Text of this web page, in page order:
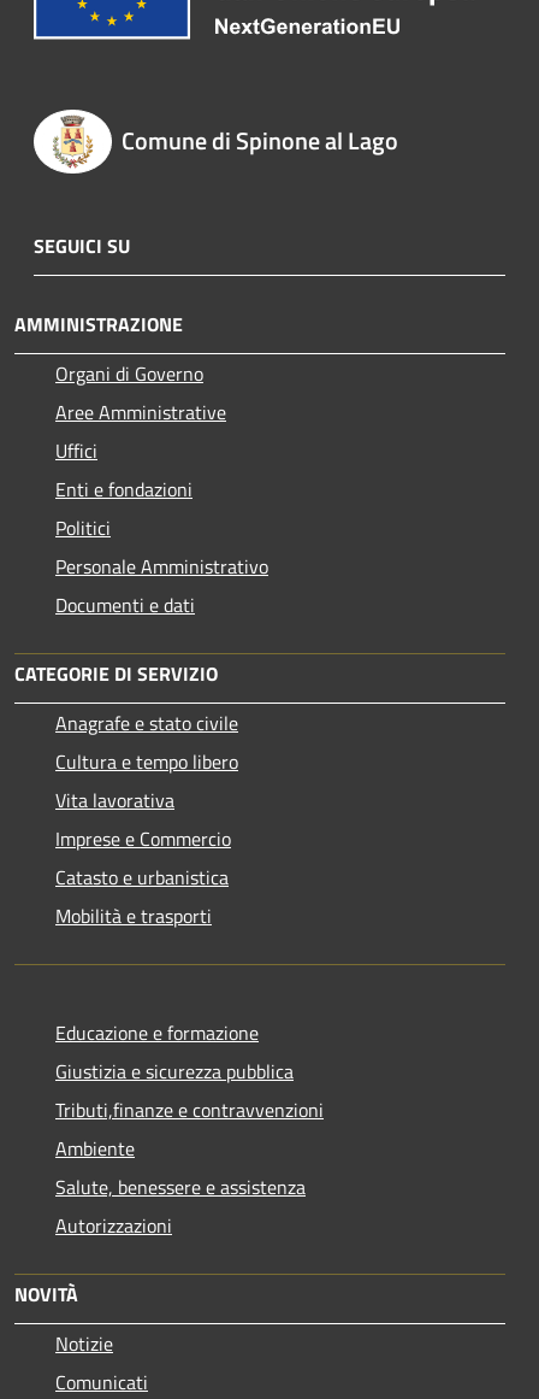
Comune di Spinone al Lago
SEGUICI SU
AMMINISTRAZIONE
Organi di Governo
Aree Amministrative
Uffici
Enti e fondazioni
Politici
Personale Amministrativo
Documenti e dati
CATEGORIE DI SERVIZIO
Anagrafe e stato civile
Cultura e tempo libero
Vita lavorativa
Imprese e Commercio
Catasto e urbanistica
Mobilità e trasporti
Educazione e formazione
Giustizia e sicurezza pubblica
Tributi,finanze e contravvenzioni
Ambiente
Salute, benessere e assistenza
Autorizzazioni
NOVITÀ
Notizie
Comunicati